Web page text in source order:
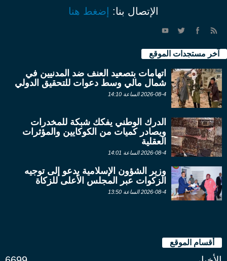
الإتصال بنا: إضغط هنا
آخر مستجدات الموقع
اتهامات بتصعيد العنف ضد المدنيين في
شمال مالي وسط دعوات للتحقيق الدولي
2026-08-4 الساعة 14:10
الدرك الوطني يفكك شبكة للمخدرات
ويصادر كميات من الكوكايين والمؤثرات
العقلية
2026-08-4 الساعة 14:01
وزير الشؤون الإسلامية يدعو إلى توجيه
الزكوات عبر المجلس الأعلى للزكاة
2026-08-4 الساعة 13:50
أقسام الموقع